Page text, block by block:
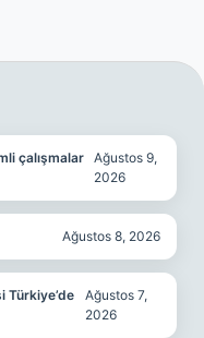
çalışmalar
Ağustos 9,
2026
Ağustos 8, 2026
Türkiye’de
Ağustos 7,
2026